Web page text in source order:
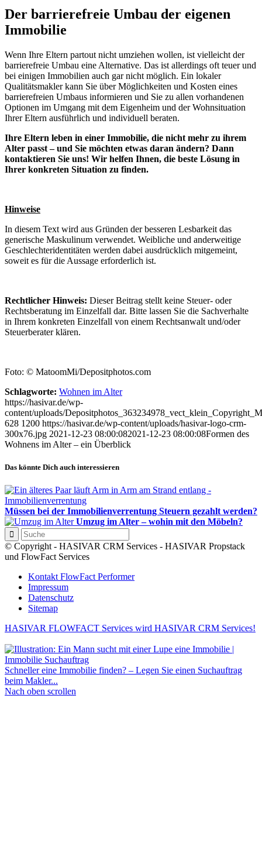
Der barrierefreie Umbau der eigenen
Immobilie
Wenn Ihre Eltern partout nicht umziehen wollen, ist vielleicht der
barrierefreie Umbau eine Alternative. Das ist allerdings oft teuer und
bei einigen Immobilien auch gar nicht möglich. Ein lokaler
Qualitätsmakler kann Sie über Möglichkeiten und Kosten eines
barrierefreien Umbaus informieren und Sie zu allen vorhandenen
Optionen im Umgang mit dem Eigenheim und der Wohnsituation
Ihrer Eltern ausführlich und individuell beraten.
Ihre Eltern leben in einer Immobilie, die nicht mehr zu ihrem
Alter passt – und Sie möchten etwas daran ändern? Dann
kontaktieren Sie uns! Wir helfen Ihnen, die beste Lösung in
Ihrer konkreten Situation zu finden.
Hinweise
In diesem Text wird aus Gründen der besseren Lesbarkeit das
generische Maskulinum verwendet. Weibliche und anderweitige
Geschlechteridentitäten werden dabei ausdrücklich mitgemeint,
soweit es für die Aussage erforderlich ist.
Rechtlicher Hinweis: Dieser Beitrag stellt keine Steuer- oder
Rechtsberatung im Einzelfall dar. Bitte lassen Sie die Sachverhalte
in Ihrem konkreten Einzelfall von einem Rechtsanwalt und/oder
Steuerberater klären.
Foto: © MatoomMi/Depositphotos.com
Schlagworte: Wohnen im Alter
https://hasivar.de/wp-
content/uploads/
628 1200 https://hasivar.de/wp-content/uploads/hasivar-logo-crm-
300x76.jpg 2021-12-23 08:00:082021-12-23 08:00:08Formen des
Wohnens im Alter – ein Überblick
Das könnte Dich auch interessieren
Müssen bei der Immobilienverrentung Steuern gezahlt werden?
Umzug im Alter – wohin mit den Möbeln?
© Copyright - HASIVAR CRM Services - HASIVAR Propstack
und FlowFact Services
Kontakt FlowFact Performer
Impressum
Datenschutz
Sitemap
HASIVAR FLOWFACT Services wird HASIVAR CRM Services!
Schneller eine Immobilie finden? – Legen Sie einen Suchauftrag
beim Makler...
Nach oben scrollen